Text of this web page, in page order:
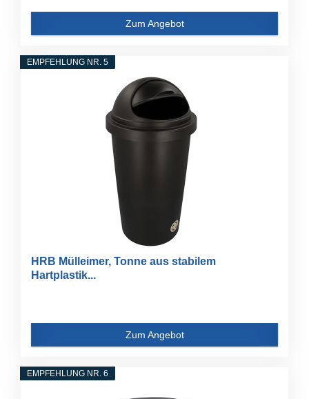
Zum Angebot
EMPFEHLUNG NR. 5
HRB Mülleimer, Tonne aus stabilem
Hartplastik...
Zum Angebot
EMPFEHLUNG NR. 6